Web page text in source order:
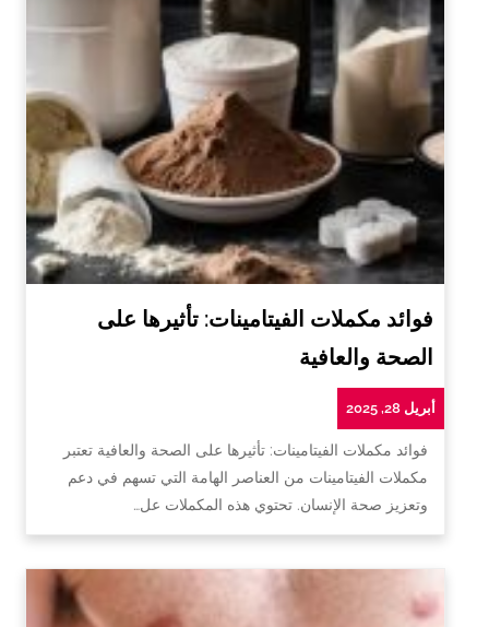
فوائد مكملات الفيتامينات: تأثيرها على
الصحة والعافية
أبريل 28, 2025
فوائد مكملات الفيتامينات: تأثيرها على الصحة والعافية تعتبر
مكملات الفيتامينات من العناصر الهامة التي تسهم في دعم
وتعزيز صحة الإنسان. تحتوي هذه المكملات عل…